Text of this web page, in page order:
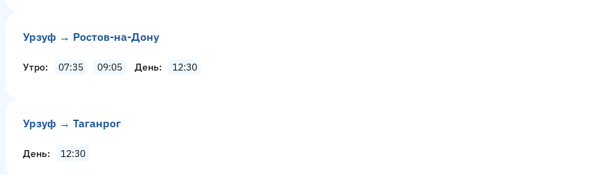
Урзуф → Ростов-на-Дону
Утро 07:35 09:05 День 12:30
Урзуф → Таганрог
День 12:30